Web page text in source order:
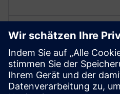
Analytik: Online-
Kontrollmodell